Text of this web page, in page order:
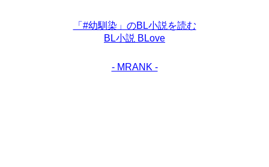
「#幼馴染」のBL小説を読む
BL小説 BLove
- MRANK -